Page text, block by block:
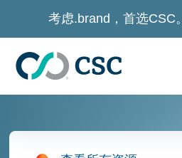
跳至主要内容
考虑.brand，首选CSC。